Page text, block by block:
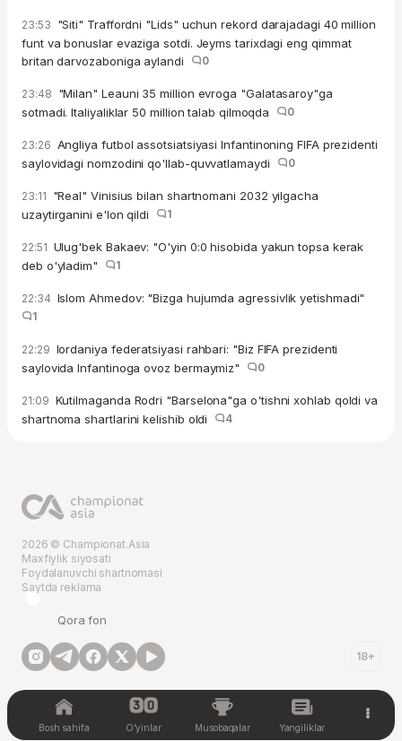
23:53 "Siti" Traffordni "Lids" uchun rekord darajadagi 40 million
funt va bonuslar evaziga sotdi. Jeyms tarixdagi eng qimmat
britan darvozaboniga aylandi
0
23:48 "Milan" Leauni 35 million evroga "Galatasaroy"ga
sotmadi. Italiyaliklar 50 million talab qilmoqda
0
23:26 Angliya futbol assotsiatsiyasi Infantinoning FIFA prezidenti
saylovidagi nomzodini qo'llab-quvvatlamaydi
0
23:11 "Real" Vinisius bilan shartnomani 2032 yilgacha
uzaytirganini e'lon qildi
1
22:51 Ulug'bek Bakaev: "O'yin 0:0 hisobida yakun topsa kerak
deb o'yladim"
1
22:34 Islom Ahmedov: "Bizga hujumda agressivlik yetishmadi"
1
22:29 Iordaniya federatsiyasi rahbari: "Biz FIFA prezidenti
saylovida Infantinoga ovoz bermaymiz"
0
21:09 Kutilmaganda Rodri "Barselona"ga o'tishni xohlab qoldi va
shartnoma shartlarini kelishib oldi
4
2026 © Championat.Asia
Maxfiylik siyosati
Foydalanuvchi shartnomasi
Saytda reklama
Qora fon
18+
Bosh sahifa O'yinlar Musobaqalar Yangiliklar